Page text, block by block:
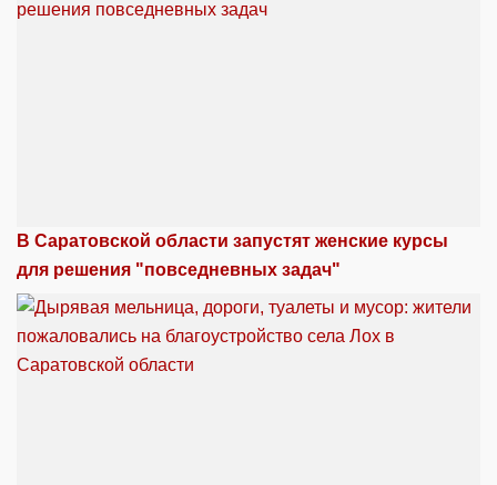
В Саратовской области запустят женские курсы
для решения "повседневных задач"